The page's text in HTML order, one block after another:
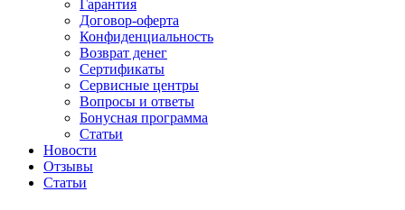
Гарантия
Договор-оферта
Конфиденциальность
Возврат денег
Сертификаты
Сервисные центры
Вопросы и ответы
Бонусная программа
Статьи
Новости
Отзывы
Статьи